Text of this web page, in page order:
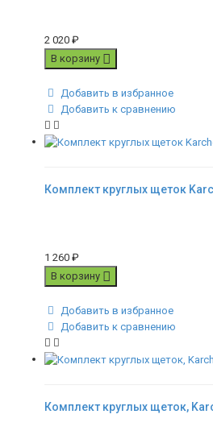
2 020 ₽
В корзину
Добавить в избранное
Добавить к сравнению
Комплект круглых щеток
1 260 ₽
В корзину
Добавить в избранное
Добавить к сравнению
Комплект круглых щеток,